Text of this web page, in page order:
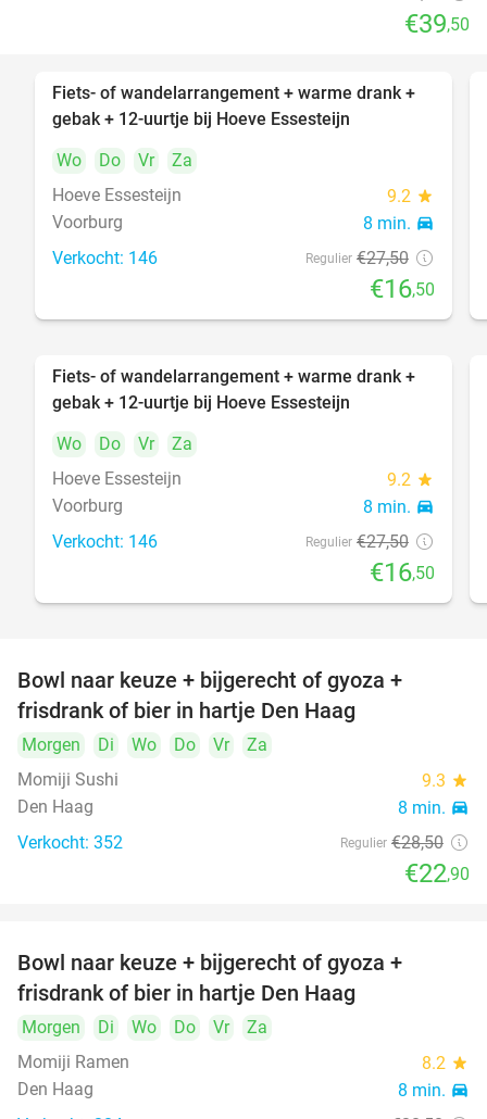
€39,50
40%
Fiets- of wandelarrangement + warme drank +
gebak + 12-uurtje bij Hoeve Essesteijn
Wo
Do Vr
Za
Hoeve Essesteijn
9.2 star
Voorburg 8 min. directions_car
Verkocht: 146 Regulier €27,50
€16,50
40%
Fiets- of wandelarrangement + warme drank +
gebak + 12-uurtje bij Hoeve Essesteijn
Wo
Do Vr
Za
Hoeve Essesteijn
9.2 star
Voorburg 8 min. directions_car
Verkocht: 146 Regulier €27,50
€16,50
Bowl naar keuze + bijgerecht of gyoza +
frisdrank of bier in hartje Den Haag
Morgen Di Wo Do Vr
Za
Momiji Sushi
9.3 star
Den Haag 8 min. directions_car
Verkocht: 352 Regulier €28,50
€22,90
Bowl naar keuze + bijgerecht of gyoza +
frisdrank of bier in hartje Den Haag
Morgen Di Wo Do Vr
Za
Momiji Ramen
8.2 star
Den Haag 8 min. directions_car